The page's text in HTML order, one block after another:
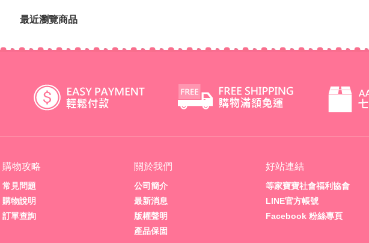
最近瀏覽商品
購物攻略
常見問題
購物說明
訂單查詢
關於我們
公司簡介
最新消息
版權聲明
產品保固
好站連結
等家寶寶社會福利協會
LINE官方帳號
Facebook 粉絲專頁